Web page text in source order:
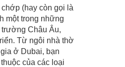
(hay còn gọi là
một trong những
Châu Âu,
Từ ngôi nhà thờ
ở Dubai, bạn
của các loại